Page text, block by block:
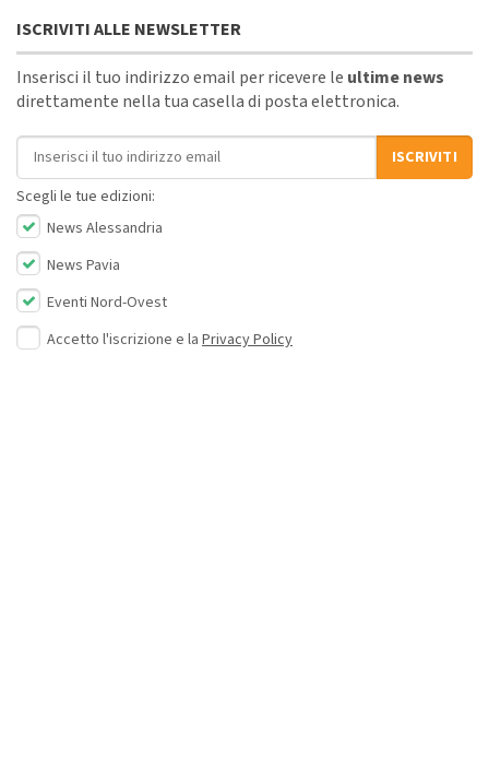
ISCRIVITI ALLE NEWSLETTER
Inserisci il tuo indirizzo email per ricevere le ultime news
direttamente nella tua casella di posta elettronica.
Indirizzo email
ISCRIVITI
Scegli le tue edizioni:
News Alessandria
News Pavia
Eventi Nord-Ovest
Accetto l'iscrizione e la Privacy Policy